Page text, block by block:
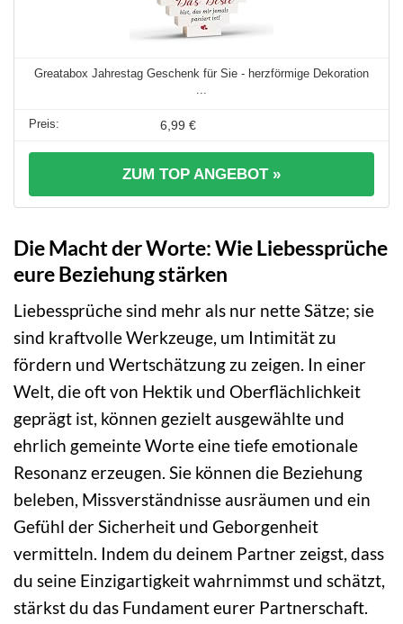
Greatabox Jahrestag Geschenk für Sie - herzförmige Dekoration
6,99 €
ZUM TOP ANGEBOT »
Die Macht der Worte: Wie Liebessprüche
eure Beziehung stärken
Liebessprüche sind mehr als nur nette Sätze; sie
sind kraftvolle Werkzeuge, um Intimität zu
fördern und Wertschätzung zu zeigen. In einer
Welt, die oft von Hektik und Oberflächlichkeit
geprägt ist, können gezielt ausgewählte und
ehrlich gemeinte Worte eine tiefe emotionale
Resonanz erzeugen. Sie können die Beziehung
beleben, Missverständnisse ausräumen und ein
Gefühl der Sicherheit und Geborgenheit
vermitteln. Indem du deinem Partner zeigst, dass
du seine Einzigartigkeit wahrnimmst und schätzt,
stärkst du das Fundament eurer Partnerschaft.